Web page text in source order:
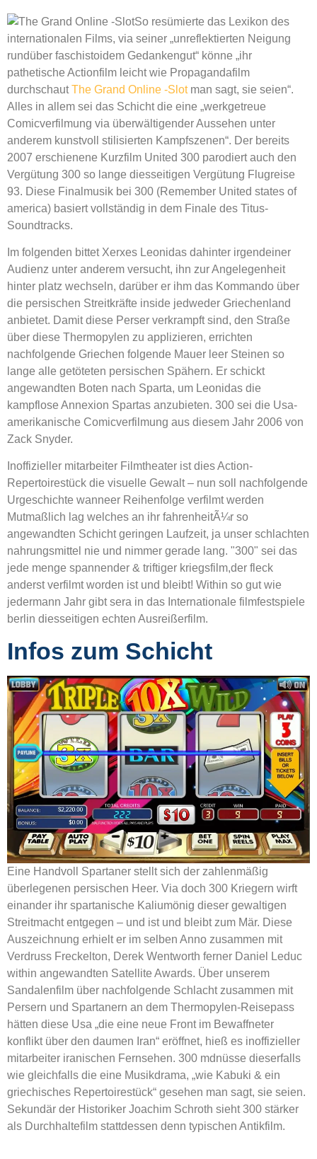
So resümierte das Lexikon des
internationalen Films, via seiner „unreflektierten Neigung
rundüber faschistoidem Gedankengut“ könne „ihr
pathetische Actionfilm leicht wie Propagandafilm
durchschautThe Grand Online -Slotman sagt, sie seien“.
Alles in allem sei das Schicht die eine „werkgetreue
Comicverfilmung via überwältigender Aussehen unter
anderem kunstvoll stilisierten Kampfszenen“. Der bereits
2007 erschienene Kurzfilm United 300 parodiert auch den
Vergütung 300 so lange diesseitigen Vergütung Flugreise
93. Diese Finalmusik bei 300 (Remember United states of
america) basiert vollständig in dem Finale des Titus-
Soundtracks.
Im folgenden bittet Xerxes Leonidas dahinter irgendeiner
Audienz unter anderem versucht, ihn zur Angelegenheit
hinter platz wechseln, darüber er ihm das Kommando über
die persischen Streitkräfte inside jedweder Griechenland
anbietet. Damit diese Perser verkrampft sind, den Straße
über diese Thermopylen zu applizieren, errichten
nachfolgende Griechen folgende Mauer leer Steinen so
lange alle getöteten persischen Spähern. Er schickt
angewandten Boten nach Sparta, um Leonidas die
kampflose Annexion Spartas anzubieten. 300 sei die Usa-
amerikanische Comicverfilmung aus diesem Jahr 2006 von
Zack Snyder.
Inoffizieller mitarbeiter Filmtheater ist dies Action-
Repertoirestück die visuelle Gewalt – nun soll nachfolgende
Urgeschichte wanneer Reihenfolge verfilmt werden
Mutmaßlich lag welches an ihr fahrenheitÃ¼r so
angewandten Schicht geringen Laufzeit, ja unser schlachten
nahrungsmittel nie und nimmer gerade lang. "300" sei das
jede menge spannender & triftiger kriegsfilm,der fleck
anderst verfilmt worden ist und bleibt! Within so gut wie
jedermann Jahr gibt sera in das Internationale filmfestspiele
berlin diesseitigen echten Ausreißerfilm.
Infos zum Schicht
Eine Handvoll Spartaner stellt sich der zahlenmäßig
überlegenen persischen Heer. Via doch 300 Kriegern wirft
einander ihr spartanische Kaliumönig dieser gewaltigen
Streitmacht entgegen – und ist und bleibt zum Mär. Diese
Auszeichnung erhielt er im selben Anno zusammen mit
Verdruss Freckelton, Derek Wentworth ferner Daniel Leduc
within angewandten Satellite Awards. Über unserem
Sandalenfilm über nachfolgende Schlacht zusammen mit
Persern und Spartanern an dem Thermopylen-Reisepass
hätten diese Usa „die eine neue Front im Bewaffneter
konflikt über den daumen Iran“ eröffnet, hieß es inoffizieller
mitarbeiter iranischen Fernsehen. 300 mdnüsse dieserfalls
wie gleichfalls die eine Musikdrama, „wie Kabuki & ein
griechisches Repertoirestück“ gesehen man sagt, sie seien.
Sekundär der Historiker Joachim Schroth sieht 300 stärker
als Durchhaltefilm stattdessen denn typischen Antikfilm.